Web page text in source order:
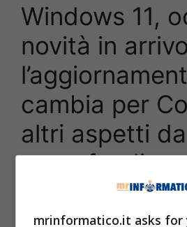
Windows 11,
novità in
cambia per
altri aspetti da
approfondire
dunque vari elementi da
mrinformatico.it asks for